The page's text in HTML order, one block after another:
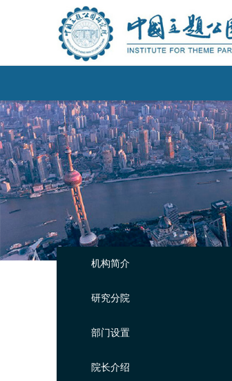
机构简介
研究分院
部门设置
院长介绍